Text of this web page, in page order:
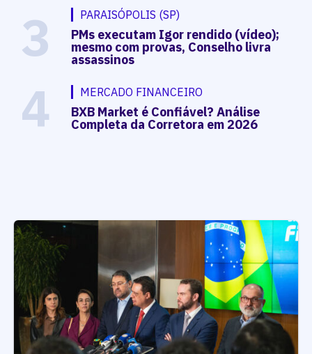
3 PARAISÓPOLIS (SP)
PMs executam Igor rendido (vídeo);
mesmo com provas, Conselho livra
assassinos
4 MERCADO FINANCEIRO
BXB Market é Confiável? Análise
Completa da Corretora em 2026